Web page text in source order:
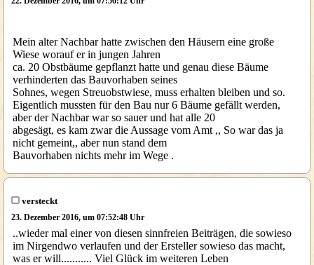
Mein alter Nachbar hatte zwischen den Häusern eine große
Wiese worauf er in jungen Jahren
ca. 20 Obstbäume gepflanzt hatte und genau diese Bäume
verhinderten das Bauvorhaben seines
Sohnes, wegen Streuobstwiese, muss erhalten bleiben und so.
Eigentlich mussten für den Bau nur 6 Bäume gefällt werden,
aber der Nachbar war so sauer und hat alle 20
abgesägt, es kam zwar die Aussage vom Amt ,, So war das ja
nicht gemeint,, aber nun stand dem
Bauvorhaben nichts mehr im Wege .
versteckt
23. Dezember 2016, um 07:52:48 Uhr
..wieder mal einer von diesen sinnfreien Beiträgen, die sowieso
im Nirgendwo verlaufen und der Ersteller sowieso das macht,
was er will........... Viel Glück im weiteren Leben